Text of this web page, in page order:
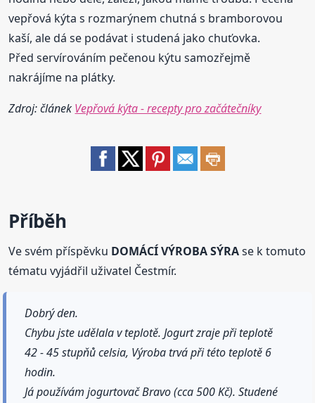
vepřová kýta s rozmarýnem chutná s bramborovou
kaší, ale dá se podávat i studená jako chuťovka.
Před servírováním pečenou kýtu samozřejmě
nakrájíme na plátky.
Zdroj: článek Vepřová kýta - recepty pro začátečníky
Příběh
Ve svém příspěvku DOMÁCÍ VÝROBA SÝRAse k tomuto
tématu vyjádřil uživatel Čestmír.
Dobrý den.
Chybu jste udělala v teplotě. Jogurt zraje při teplotě
42 - 45 stupňů celsia, Výroba trvá při této teplotě 6
hodin.
Já používám jogurtovač Bravo (cca 500 Kč). Studené